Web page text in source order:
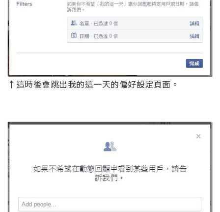
↑這時後會跳出我的這一天的偏好設定頁面。